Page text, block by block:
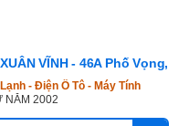
VĨNH - 46A Phố Vọng,
- Điện Ô Tô - Máy Tính
NĂM 2002